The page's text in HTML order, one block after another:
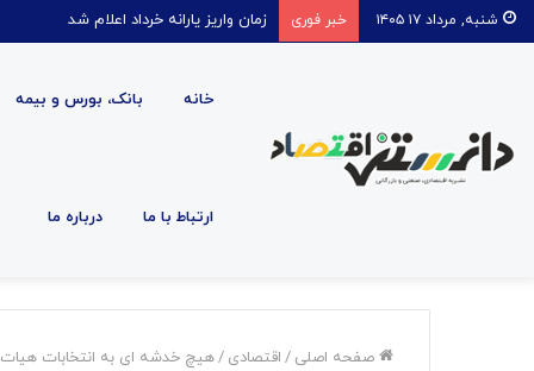
شنبه, مرداد ۱۷ ۱۴۰۵ خبر فوری قیمت روغن دریکسال رکورد زد
خانه بانک، بورس و بیمه
ارتباط با ما درباره ما
صفحه اصلی / اقتصادی /هیچ خدشه‌ ای به انتخابات هیات